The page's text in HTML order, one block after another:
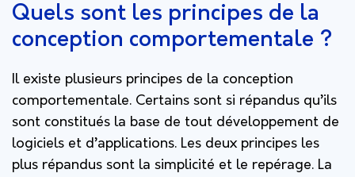
Quels sont les principes de la
conception comportementale ?
Il existe plusieurs principes de la conception
comportementale. Certains sont si répandus qu’ils
sont constitués la base de tout développement de
logiciels et d’applications. Les deux principes les
plus répandus sont la simplicité et le repérage. La